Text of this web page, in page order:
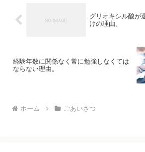
グリオキシル酸が
けの理由。
経験年数に関係なく常に勉強しなくては
ならない理由。
ホーム ごあいさつ